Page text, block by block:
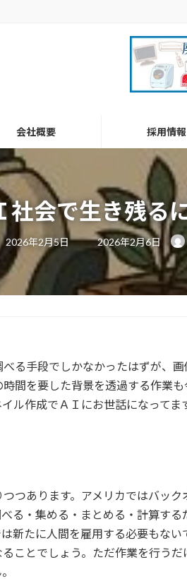
会社概要 採用情報
社会で生き残る
2026年2月5日
最
終
日
時
:
2026年2月6日
る手段でしかなかったはずが、
間を要した背景を透過する作業も
ル作成でＡＩにお世話になってま
つあります。アメリカではバック
る・集める・まとめる・計算する
新たに人間を雇用する必要もない
ことでしょう。ただ作業を行うだ